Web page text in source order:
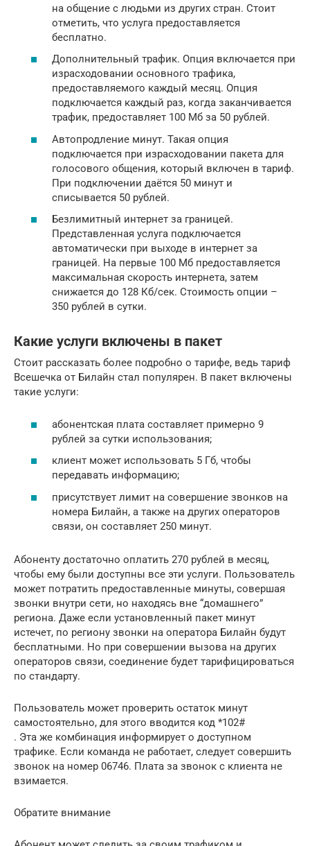
на общение с людьми из других стран. Стоит
отметить, что услуга предоставляется
бесплатно.
Дополнительный трафик. Опция включается при
израсходовании основного трафика,
предоставляемого каждый месяц. Опция
подключается каждый раз, когда заканчивается
трафик, предоставляет 100 Мб за 50 рублей.
Автопродление минут. Такая опция
подключается при израсходовании пакета для
голосового общения, который включен в тариф.
При подключении даётся 50 минут и
списывается 50 рублей.
Безлимитный интернет за границей.
Представленная услуга подключается
автоматически при выходе в интернет за
границей. На первые 100 Мб предоставляется
максимальная скорость интернета, затем
снижается до 128 Кб/сек. Стоимость опции –
350 рублей в сутки.
Какие услуги включены в пакет
Стоит рассказать более подробно о тарифе, ведь тариф
Всешечка от Билайн стал популярен. В пакет включены
такие услуги:
абонентская плата составляет примерно 9
рублей за сутки использования;
клиент может использовать 5 Гб, чтобы
передавать информацию;
присутствует лимит на совершение звонков на
номера Билайн, а также на других операторов
связи, он составляет 250 минут.
Абоненту достаточно оплатить 270 рублей в месяц,
чтобы ему были доступны все эти услуги. Пользователь
может потратить предоставленные минуты, совершая
звонки внутри сети, но находясь вне “домашнего”
региона. Даже если установленный пакет минут
истечет, по региону звонки на оператора Билайн будут
бесплатными. Но при совершении вызова на других
операторов связи, соединение будет тарифицироваться
по стандарту.
Пользователь может проверить остаток минут
самостоятельно, для этого вводится код *102#
. Эта же комбинация информирует о доступном
трафике. Если команда не работает, следует совершить
звонок на номер 06746. Плата за звонок с клиента не
взимается.
Обратите внимание